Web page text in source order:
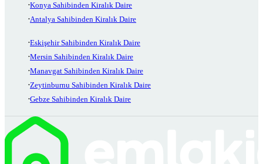
Konya Sahibinden Kiralık Daire
Antalya Sahibinden Kiralık Daire
Eskişehir Sahibinden Kiralık Daire
Mersin Sahibinden Kiralık Daire
Manavgat Sahibinden Kiralık Daire
Zeytinburnu Sahibinden Kiralık Daire
Gebze Sahibinden Kiralık Daire